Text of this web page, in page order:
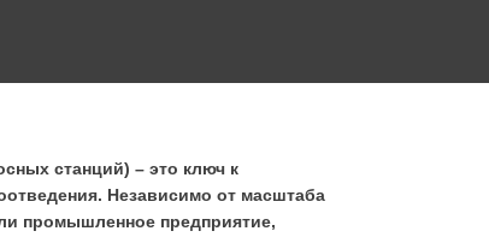
станций) – это ключ к
Независимо от масштаба
промышленное предприятие,